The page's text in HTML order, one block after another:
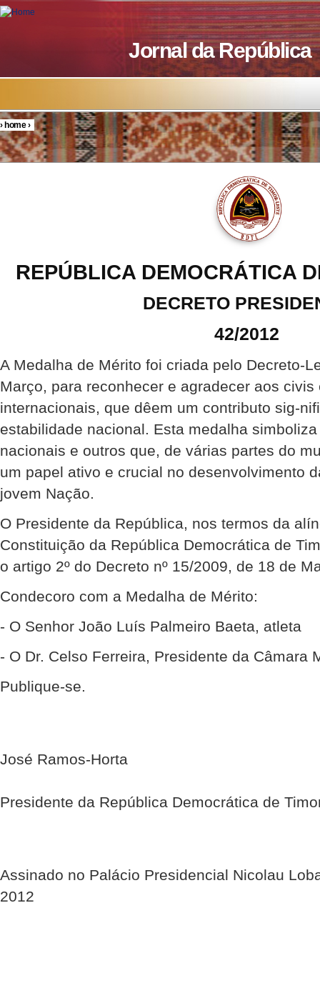
Skip to main content
Jornal da República
You are here
›home›
REPÚBLICA DEMOCRÁTICA
DECRETO
42/2012
A Medalha de Mérito foi criada pelo Decreto-
Março, para reconhecer e agradecer aos
internacionais, que dêem um contributo sig-
estabilidade nacional. Esta medalha
nacionais e outros que, de várias partes do
um papel ativo e crucial no desenvolvimento
jovem Nação.
O Presidente da República, nos termos da
Constituição da República Democrática de
o artigo 2º do Decreto nº 15/2009, de 18 de
Condecoro com a Medalha de Mérito:
- O Senhor João Luís Palmeiro Baeta, atleta
- O Dr. Celso Ferreira, Presidente da Câmara
Publique-se.
José Ramos-Horta
Presidente da República Democrática de
Assinado no Palácio Presidencial Nicolau
2012